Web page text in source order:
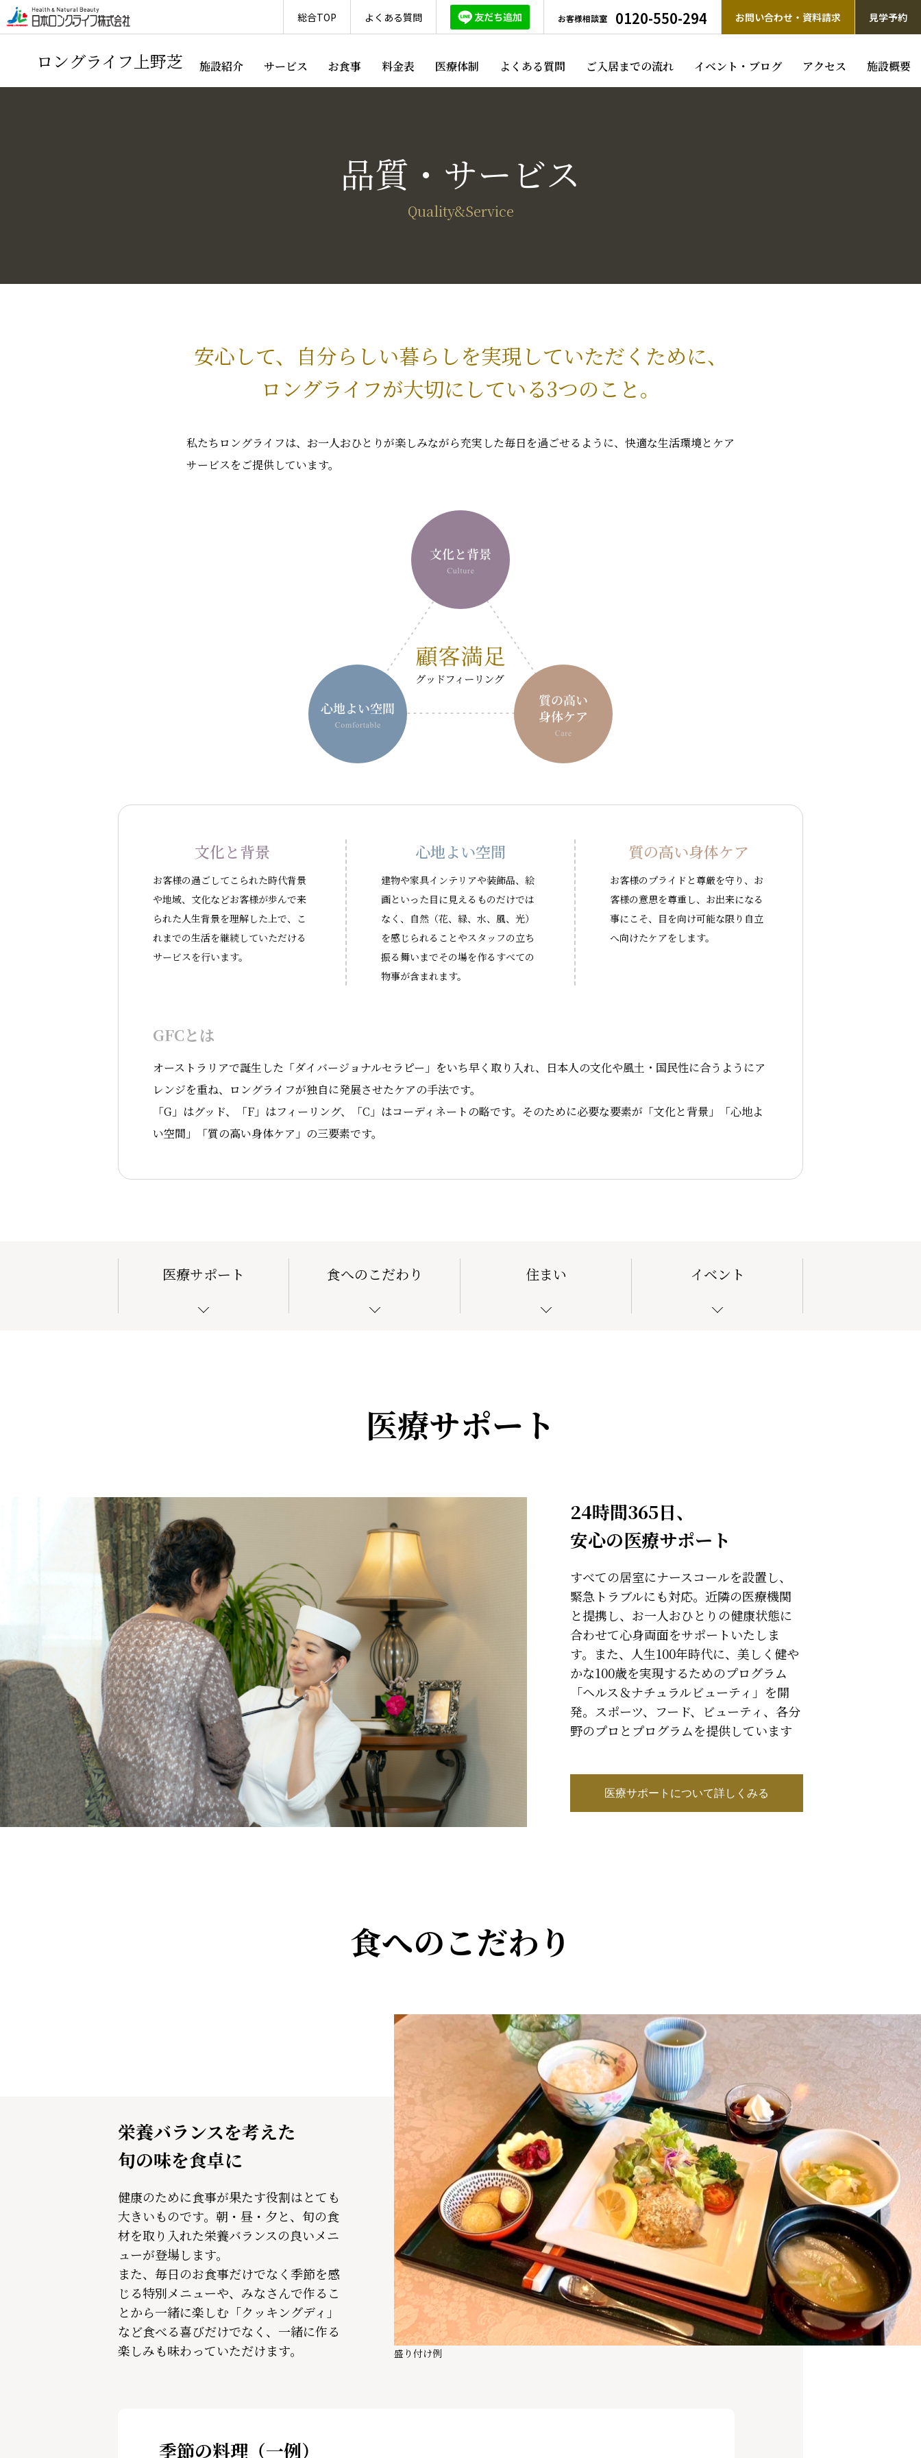
総合TOP よくある質問 お客様相談室 0120-550-294 お問い合わせ・資料請求 見学予約
ロングライフ上野芝 施設紹介 サービス お食事 料金表 医療体制 よくある質問 ご入居までの流れ イベント・ブログ アクセス 施設概要
品質・サービス
Quality&Service
安心して、自分らしい暮らしを実現していただくために、
ロングライフが大切にしている3つのこと。
私たちロングライフは、お一人おひとりが楽しみながら充実した毎日を過ごせるように、快適な生活環境とケア
サービスをご提供しています。
文化と背景
お客様の過ごしてこられた時代背景
や地域、文化などお客様が歩んで来
られた人生背景を理解した上で、こ
れまでの生活を継続していただける
サービスを行います。
心地よい空間
建物や家具インテリアや装飾品、絵
画といった目に見えるものだけでは
なく、自然（花、緑、水、風、光）
を感じられることやスタッフの立ち
振る舞いまでその場を作るすべての
物事が含まれます。
質の高い身体ケア
お客様のプライドと尊厳を守り、お
客様の意思を尊重し、お出来になる
事にこそ、目を向け可能な限り自立
へ向けたケアをします。
GFCとは
オーストラリアで誕生した「ダイバージョナルセラピー」をいち早く取り入れ、日本人の文化や風土・国民性に合うようにア
レンジを重ね、ロングライフが独自に発展させたケアの手法です。
「G」はグッド、「F」はフィーリング、「C」はコーディネートの略です。そのために必要な要素が「文化と背景」「心地よ
い空間」「質の高い身体ケア」の三要素です。
医療サポート 食へのこだわり 住まい イベント
医療サポート
24時間365日、
安心の医療サポート
すべての居室にナースコールを設置し、
緊急トラブルにも対応。近隣の医療機関
と提携し、お一人おひとりの健康状態に
合わせて心身両面をサポートいたしま
す。また、人生100年時代に、美しく健や
かな100歳を実現するためのプログラム
「ヘルス＆ナチュラルビューティ」を開
発。スポーツ、フード、ビューティ、各分
野のプロとプログラムを提供しています
医療サポートについて詳しくみる
食へのこだわり
盛り付け例
栄養バランスを考えた
旬の味を食卓に
健康のために食事が果たす役割はとても
大きいものです。朝・昼・夕と、旬の食
材を取り入れた栄養バランスの良いメニ
ューが登場します。
また、毎日のお食事だけでなく季節を感
じる特別メニューや、みなさんで作るこ
とから一緒に楽しむ「クッキングディ」
など食べる喜びだけでなく、一緒に作る
楽しみも味わっていただけます。
季節の料理（一例）